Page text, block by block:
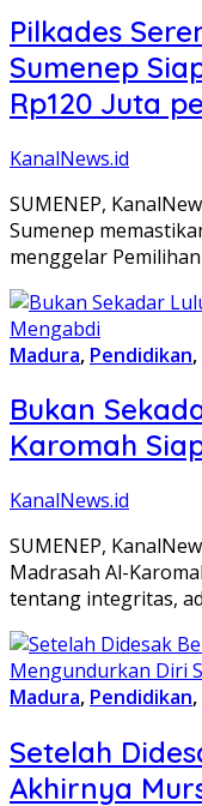
Pilkades
Sumenep
Rp120 Juta
KanalNews.id
SUMENEP,
Sumenep
menggelar
Madura, Pendidikan,
Bukan
Karomah
KanalNews.id
SUMENEP,
Madrasah Al-
tentang integritas,
Madura, Pendidikan,
Setelah
Akhirnya